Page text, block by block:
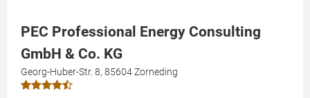
PEC Professional Energy Consulting
GmbH & Co. KG
Georg-Huber-Str. 8, 85604 Zorneding